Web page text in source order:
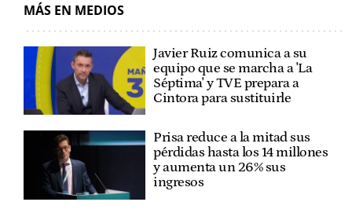
MÁS EN MEDIOS
Javier Ruiz comunica a su
equipo que se marcha a 'La
Séptima' y TVE prepara a
Cintora para sustituirle
Prisa reduce a la mitad sus
pérdidas hasta los 14 millones
y aumenta un 26% sus
ingresos